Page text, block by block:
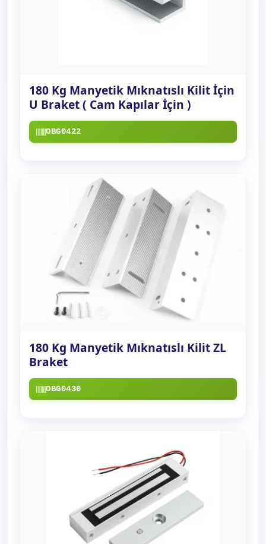
180 Kg Manyetik Mıknatıslı Kilit İçin
U Braket ( Cam Kapılar İçin )
OBG0422
180 Kg Manyetik Mıknatıslı Kilit ZL
Braket
OBG0430